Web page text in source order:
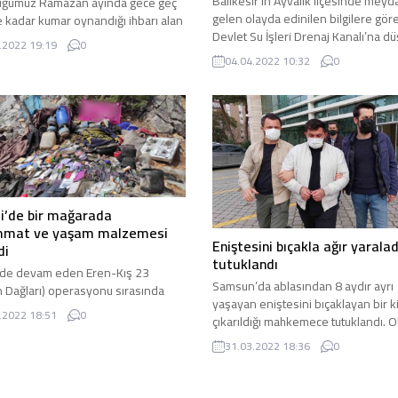
kumar oynandığı ihbarı alan
adreslere baskın düzenledi.
merkez Osmangazi ilçesine
mevkiinde bulunan işyerlerinde
kadar kumar oynandığına dair
ihbarı değerlendiren Asayiş Şube
ekipleri ihbarlarda belirtilen...
19:19 0
gelen olayda edinilen bilgilere
Devlet Su İşleri Drenaj Kanalı’na
traktörün altında kalan sürücü olay
hayatını kaybetti. Balıkesir’in Ayvalık
ilçesine bağlı Altınova
çiftçilikle uğraşan Tamer Kalkan
vatandaş Sahli Yolu üzerinde
seyir halindeyken Drenaj Kanalı’na
devrildi. Drenaj Kanalı’na devrilen
traktörün...
04.04.2022 10:32 0
bir mağarada
ve yaşam malzemesi
devam eden Eren-Kış 23
operasyonu sırasında
bir mağarada bölücü
PKK’ya ait bir ...
18:51 0
Eniştesini bıçakla ağır
tutuklandı
Samsun’da ablasından 8 aydır ayrı
yaşayan eniştesini bıçaklayan bir
çıkarıldığı mahkemece tutuklandı.
Samsun’un İlkadım ilçesi ...
31.03.2022 18:36 0